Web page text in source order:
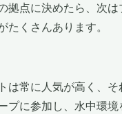
拠点に決めたら、次
くさんあります。
は常に人気が高く、
プに参加し、水中環